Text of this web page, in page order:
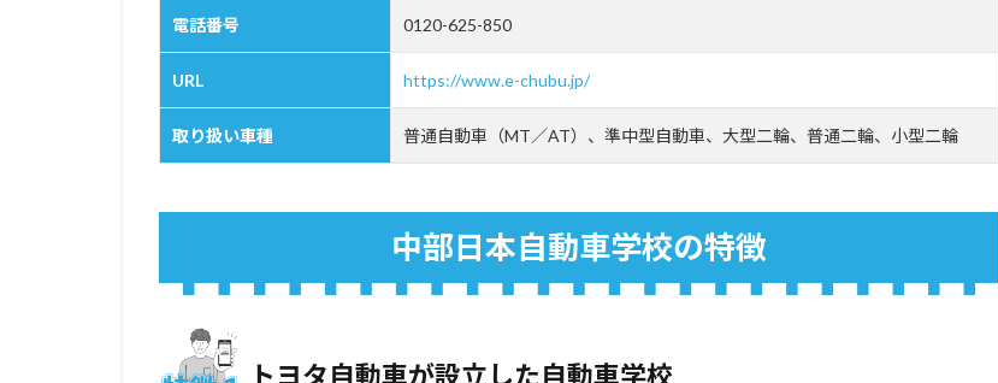
の
特
2.1
トヨ
タ自
が設
動車
2.2
電話番号 0120-625-850
URL https://www.e-chubu.jp/
取り扱い車種 普通自動車（MT／AT）、準中型自動車、大型二輪、普通二輪、小型二輪
中部日本自動車学校の特徴
トヨタ自動車が設立した自動車学校